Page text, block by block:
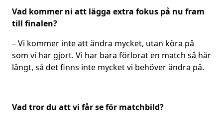
Vad kommer ni att lägga extra fokus på nu fram
till finalen?
– Vi kommer inte att ändra mycket, utan köra på
som vi har gjort. Vi har bara förlorat en match så här
långt, så det finns inte mycket vi behöver ändra på.
Vad tror du att vi får se för matchbild?